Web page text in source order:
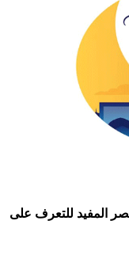
المفيد للتعرف على